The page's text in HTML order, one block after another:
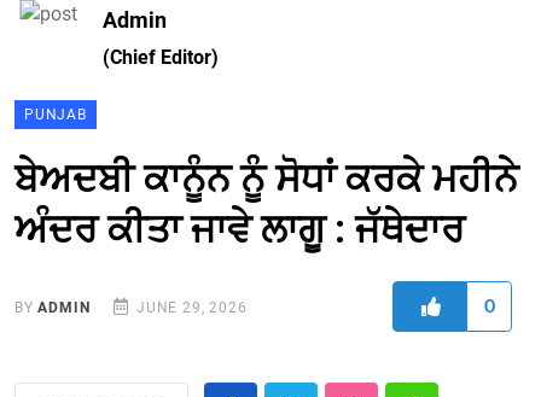
Admin
(Chief Editor)
PUNJAB
ਬੇਅਦਬੀ ਕਾਨੂੰਨ ਨੂੰ ਸੋਧਾਂ ਕਰਕੇ ਮਹੀਨੇ
ਅੰਦਰ ਕੀਤਾ ਜਾਵੇ ਲਾਗੂ : ਜੱਥੇਦਾਰ
BYADMIN JUNE 29, 2026 0